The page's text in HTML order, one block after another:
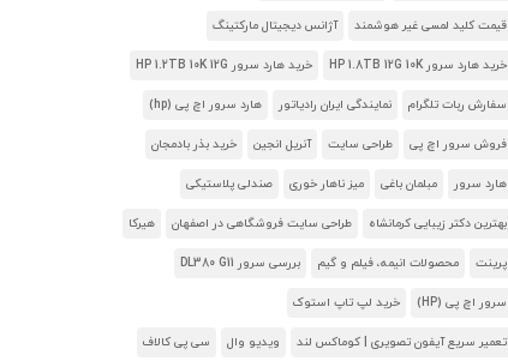
قیمت کلید لمسی غیر هوشمند آژانس دیجیتال مارکتینگ
خرید هارد سرور HP 1.8TB 12G 10K خرید هارد سرور HP 1.2TB 10K 12G
سفارش ربات تلگرام نمایندگی ایران رادیاتور هارد سرور اچ پی (hp)
فروش سرور اچ پی طراحی سایت آنریل انجین خرید بذر بادمجان
هارد سرور مبلمان باغی میز ناهار خوری صندلی پلاستیکی
بهترین دکتر زیبایی کرمانشاه طراحی سایت فروشگاهی در اصفهان هیرکا
پرینت محصولات انیمه، فیلم و گیم بررسی سرور DL380 G11
سرور اچ پی (HP) خرید لپ تاپ استوک
تعمیر سریع آیفون تصویری | کوماکس لند ویدیو وال سی پی کالاف